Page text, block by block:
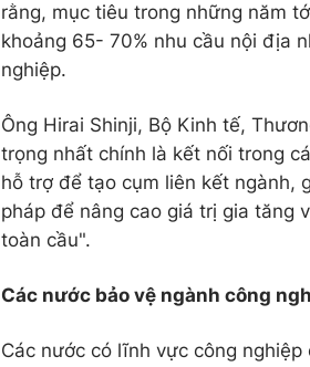
rằng, mục tiêu trong những năm
khoảng 65- 70% nhu cầu nội địa
nghiệp.
Ông Hirai Shinji, Bộ Kinh tế,
trọng nhất chính là kết nối trong
hỗ trợ để tạo cụm liên kết ngành,
pháp để nâng cao giá trị gia tăng
toàn cầu".
Các nước bảo vệ ngành công
Các nước có lĩnh vực công